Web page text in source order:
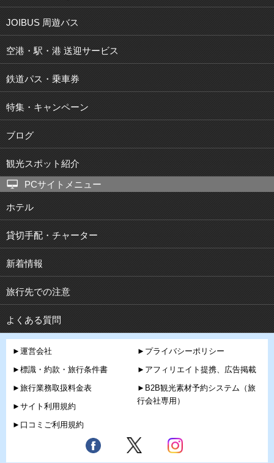
JOIBUS 周遊バス
空港・駅・港 送迎サービス
鉄道パス・乗車券
特集・キャンペーン
ブログ
観光スポット紹介
PCサイトメニュー
ホテル
貸切手配・チャーター
新着情報
旅行先での注意
よくある質問
►運営会社
►標識・約款・旅行条件書
►旅行業務取扱料金表
►サイト利用規約
►口コミご利用規約
►プライバシーポリシー
►アフィリエイト提携、広告掲載
►B2B観光素材予約システム（旅
行会社専用）